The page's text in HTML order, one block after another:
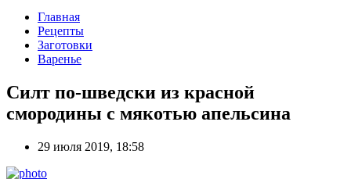
Главная
Рецепты
Заготовки
Варенье
Силт по-шведски из красной
смородины с мякотью апельсина
29 июля 2019, 18:58